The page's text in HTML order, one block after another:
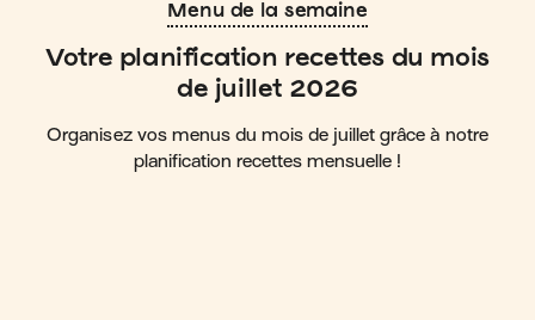
Menu de la semaine
Votre planification recettes du mois
de juillet 2026
Organisez vos menus du mois de juillet grâce à notre
planification recettes mensuelle !